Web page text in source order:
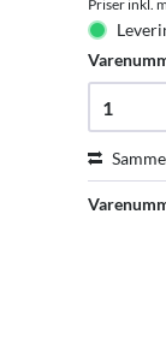
Priser inkl.